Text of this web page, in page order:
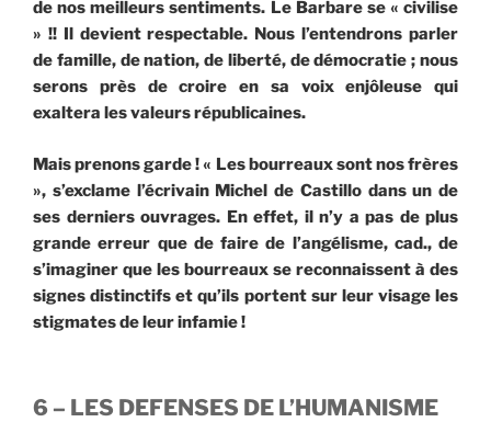
de nos meilleurs sentiments. Le Barbare se « civilise
» !! Il devient respectable. Nous l’entendrons parler
de famille, de nation, de liberté, de démocratie ; nous
serons près de croire en sa voix enjôleuse qui
exaltera les valeurs républicaines.
Mais prenons garde ! « Les bourreaux sont nos frères
», s’exclame l’écrivain Michel de Castillo dans un de
ses derniers ouvrages. En effet, il n’y a pas de plus
grande erreur que de faire de l’angélisme, cad., de
s’imaginer que les bourreaux se reconnaissent à des
signes distinctifs et qu’ils portent sur leur visage les
stigmates de leur infamie !
6 – LES DEFENSES DE L’HUMANISME